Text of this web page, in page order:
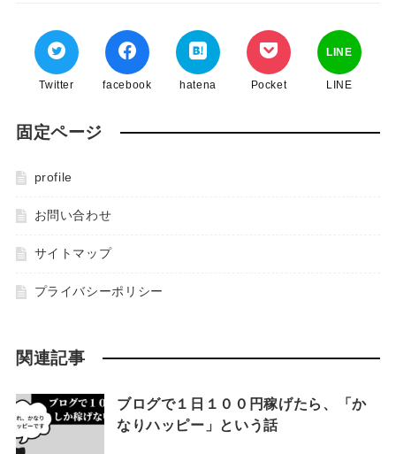
Twitter facebook hatena Pocket
LINE
LINE
固定ページ
profile
お問い合わせ
サイトマップ
プライバシーポリシー
関連記事
ブログで１日１００円稼げたら、「か
なりハッピー」という話